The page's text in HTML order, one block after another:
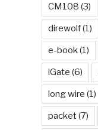
CM108 (3)
direwolf(1)
e-book (1)
iGate (6)
long wire (1)
packet(7)